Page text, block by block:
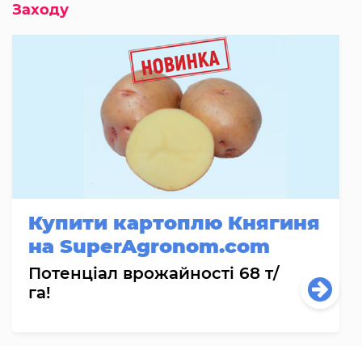
Заходу
Купити картоплю Княгиня
на SuperAgronom.com
Потенціал врожайності 68 т/
га!